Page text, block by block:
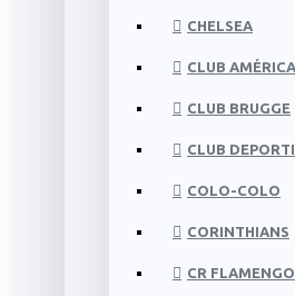
CHELSEA
CLUB AMÉRICA
CLUB BRUGGE
CLUB
COLO-COLO
CORINTHIANS
CR FLAMENGO